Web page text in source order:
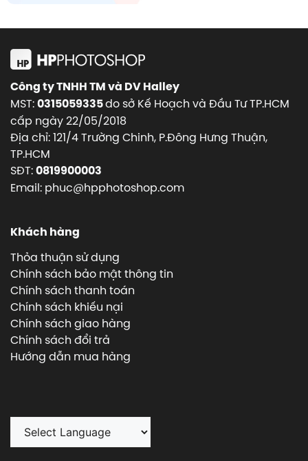
Công ty TNHH TM và DV Halley
MST:0315059335do sở Kế Hoạch và Đầu Tư TP.HCM
cấp ngày 22/05/2018
Địa chỉ: 121/4 Trường Chinh, P.Đông Hưng Thuận,
TP.HCM
SĐT:0819900003
Email: phuc@hpphotoshop.com
Khách hàng
Thỏa thuận sử dụng
Chính sách bảo mật thông tin
Chính sách thanh toán
Chính sách khiếu nại
Chính sách giao hàng
Chính sách đổi trả
Hướng dẫn mua hàng